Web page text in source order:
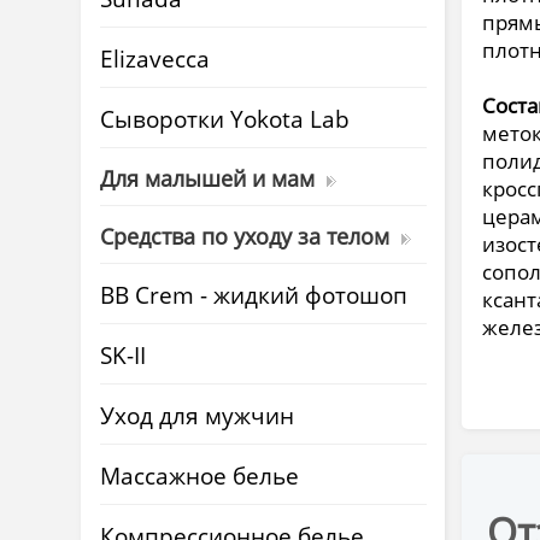
Elizavecca
Cыворотки Yokota Lab
Для малышей и мам
Средства по уходу за телом
BB Crem - жидкий фотошоп
SK-II
Уход для мужчин
Массажное белье